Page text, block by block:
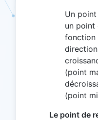
Un
un point
fonction
(point
(point
Le point de